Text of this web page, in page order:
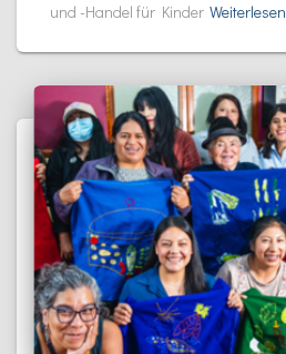
und -Handel für Kinder Weiterlesen